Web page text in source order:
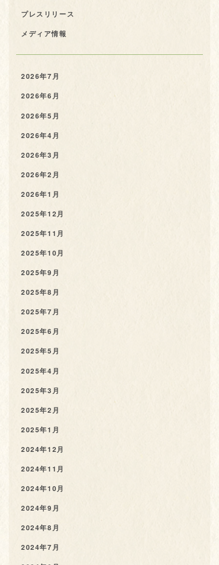
プレスリリース
メディア情報
2026年7月
2026年6月
2026年5月
2026年4月
2026年3月
2026年2月
2026年1月
2025年12月
2025年11月
2025年10月
2025年9月
2025年8月
2025年7月
2025年6月
2025年5月
2025年4月
2025年3月
2025年2月
2025年1月
2024年12月
2024年11月
2024年10月
2024年9月
2024年8月
2024年7月